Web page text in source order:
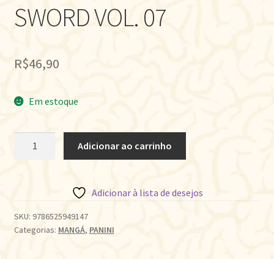
SWORD VOL. 07
R$46,90
Em estoque
07
quantidade
Adicionar ao carrinho
Adicionar à lista de desejos
SKU: 9786525949147
Categorias: MANGÁ, PANINI